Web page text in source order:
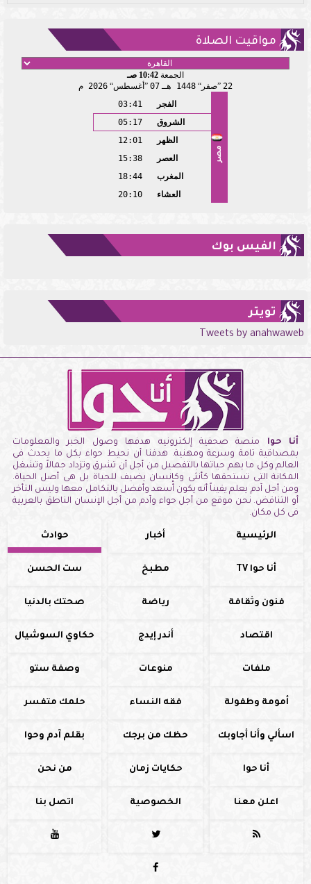
مواقيت الصلاة
الجمعة 10:42 صـ
22 صفر 1448 هـ 07 أغسطس 2026 م
مصر
الفجر
03:41
الشروق
05:17
الظهر
12:01
العصر
15:38
المغرب
18:44
العشاء
20:10
الفيس بوك
تويتر
Tweets by anahwaweb
أنا حوا منصة صحفية إلكترونيه هدفها وصول الخبر والمعلومات
بمصداقية تامة وسرعة ومهنية. هدفنا أن نحيط حواء بكل ما يحدث فى
العالم وكل ما يهم حياتها بالتفصيل من أجل أن تشرق وتزداد جمالاً وتشغل
المكانة التى تستحقها كأنثى وكإنسان يضيف للحياة بل هى أصل الحياة.
ومن أجل آدم يعلم يقيناً أنه يكون أسعد وأفضل بالتكامل معها وليس التأخر
أو التناقض. نحن موقع من أجل حواء وآدم من أجل الإنسان الناطق بالعربية
فى كل مكان.
الرئيسية أخبار حوادث
أنا حوا TV مطبخ ست الحسن
فنون وثقافة رياضة صحتك بالدنيا
اقتصاد أندر إيدج حكاوي السوشيال
ملفات منوعات وصفة ستو
أمومة وطفولة فقه النساء حلمك متفسر
اسألي وأنا أجاوبك حظك من برجك بقلم آدم وحوا
أنا حوا حكايات زمان من نحن
اعلن معنا الخصوصية اتصل بنا



